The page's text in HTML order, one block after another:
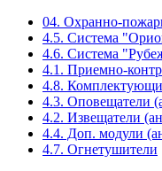
04. Охранно-
4.5. Система
4.6. Система
4.1. Приемно-
4.8.
4.3. Оповещатели
4.2. Извещатели
4.4. Доп. модули
4.7. Огнетушители